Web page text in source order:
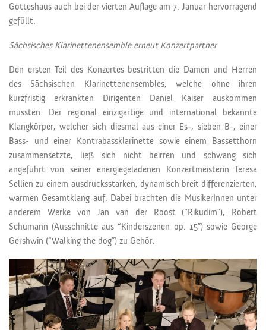
Gotteshaus auch bei der vierten Auflage am 7. Januar hervorragend
gefüllt.
Sächsisches Klarinettenensemble erneut Konzertpartner
Den ersten Teil des Konzertes bestritten die Damen und Herren
des Sächsischen Klarinettenensembles, welche ohne ihren
kurzfristig erkrankten Dirigenten Daniel Kaiser auskommen
mussten. Der regional einzigartige und international bekannte
Klangkörper, welcher sich diesmal aus einer Es-, sieben B-, einer
Bass- und einer Kontrabassklarinette sowie einem Bassetthorn
zusammensetzte, ließ sich nicht beirren und schwang sich
angeführt von seiner energiegeladenen Konzertmeisterin Teresa
Sellien zu einem ausdrucksstarken, dynamisch breit differenzierten,
warmen Gesamtklang auf. Dabei brachten die MusikerInnen unter
anderem Werke von Jan van der Roost (“Rikudim”), Robert
Schumann (Ausschnitte aus “Kinderszenen op. 15”) sowie George
Gershwin (“Walking the dog”) zu Gehör.